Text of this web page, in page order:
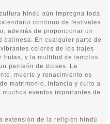
hindú aún impregna toda
continuo de festivales
además de proporcionar un
balinesa. En cualquier parte de
colores de los trajes
y la multitud de templos
panteón de dioses. La
muerte y renacimiento es
matrimonio, infancia y culto a
eventos importantes de
extensión de la religión hindú